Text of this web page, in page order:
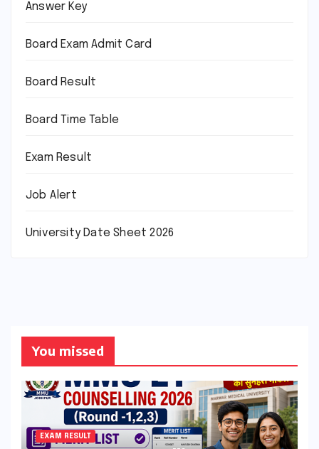
Answer Key
Board Exam Admit Card
Board Result
Board Time Table
Exam Result
Job Alert
University Date Sheet 2026
You missed
EXAM RESULT